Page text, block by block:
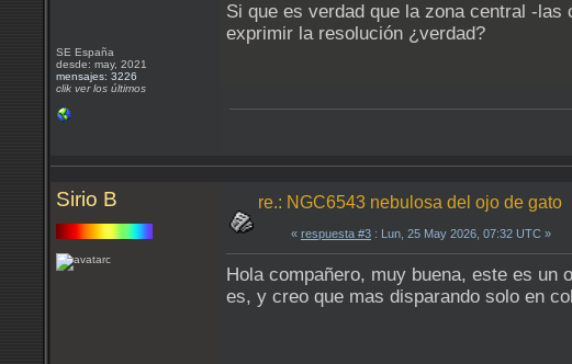
SE España
desde: may, 2021
mensajes: 3226
clik ver los últimos
Si que es verdad que la zona central -
exprimir la resolución ¿verdad?
Sirio B re.: NGC6543 nebulosa del ojo de gato
« respuesta #3 : Lun, 25 May 2026, 07:32 UTC »
Hola compañero, muy buena, este es un
es, y creo que mas disparando solo en